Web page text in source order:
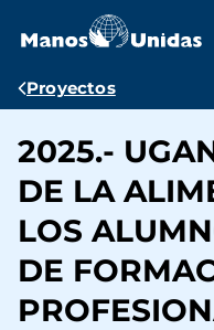
contenido
Ruta
navegación
Proyectos
2025.-
DE LA
LOS
DE